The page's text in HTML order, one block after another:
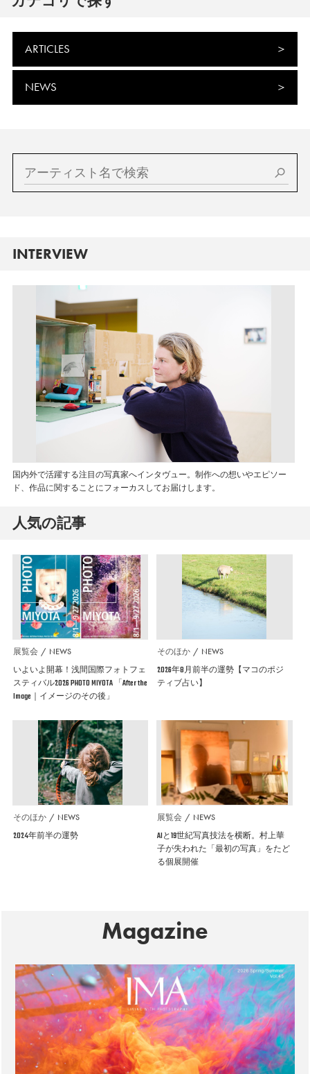
ARTICLES
NEWS
INTERVIEW
国内外で活躍する注目の写真家へインタヴュー。制作への想いやエピソー
ド、作品に関することにフォーカスしてお届けします。
人気の記事
展覧会 NEWS
いよいよ開幕！浅間国際フォトフェ
スティバル2026 PHOTO MIYOTA 「After the
Image｜イメージのその後」
そのほか NEWS
2026年8月前半の運勢【マコのポジ
ティブ占い】
そのほか NEWS
2024年前半の運勢
展覧会 NEWS
AIと19世紀写真技法を横断。村上華
子が失われた「最初の写真」をたど
る個展開催
Magazine